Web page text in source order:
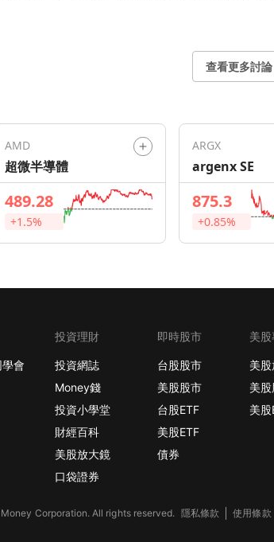
機與電腦的核心零件）市場由三家供應商主
果拉貨量保守，組裝與零組件廠商的出貨動能
）至今未給消費者足夠的升級理由。歐洲和中國合計貢獻蘋
的商業化時間表不確定。這代表蘋果原本期待AI帶
果為此已對英國新
能。這場訴訟短期不影響財務，但若判決不
元目標價，相對當前309美元仍有約6%下跌
到各
查看更多討論
AMD
超微半導體
489.28
+1.5%
ARGX
argenx SE
875.3
+0.85%
會
投資理財
投資網誌
Money錢
投資小學堂
財經百科
美股放大鏡
口袋證券
即時股市
台股股市
美股股市
台股ETF
美股ETF
債券
美
美
美
美股
Corporation. All rights reserved. 隱私條款 使用條款